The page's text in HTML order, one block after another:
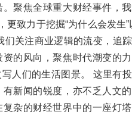
聚焦全球重大财经事件，
更致力于挖掘“为什么会发生”
们关注商业逻辑的流变，追
的风向，聚焦时代潮变的
人们的生活图景。 这里有
新闻的锐度，亦不乏人文的
复杂的财经世界中的一座灯